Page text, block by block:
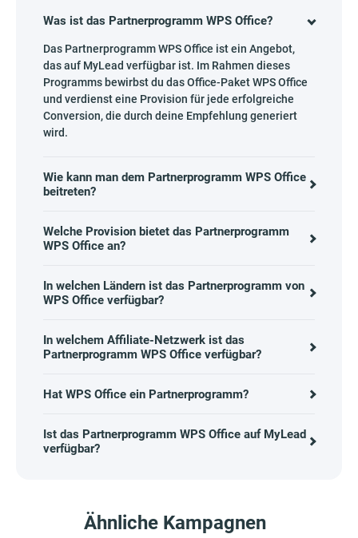
Was ist das Partnerprogramm WPS Office?
Das Partnerprogramm WPS Office ist ein Angebot,
das auf MyLead verfügbar ist. Im Rahmen dieses
Programms bewirbst du das Office-Paket WPS Office
und verdienst eine Provision für jede erfolgreiche
Conversion, die durch deine Empfehlung generiert
wird.
Wie kann man dem Partnerprogramm WPS Office
beitreten?
Welche Provision bietet das Partnerprogramm
WPS Office an?
In welchen Ländern ist das Partnerprogramm von
WPS Office verfügbar?
In welchem Affiliate-Netzwerk ist das
Partnerprogramm WPS Office verfügbar?
Hat WPS Office ein Partnerprogramm?
Ist das Partnerprogramm WPS Office auf MyLead
verfügbar?
Ähnliche Kampagnen